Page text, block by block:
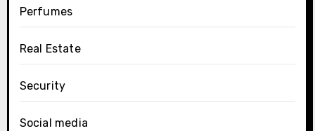
Perfumes
Real Estate
Security
Social media